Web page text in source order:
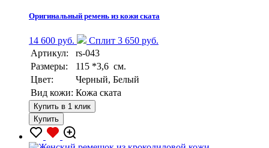
Оригинальный ремень из кожи ската
14 600 руб.
Сплит 3 650 руб.
Артикул:
rs-043
Размеры:
115 *3,6 см.
Цвет:
Черный, Белый
Вид кожи: Кожа ската
Купить в 1 клик
Купить